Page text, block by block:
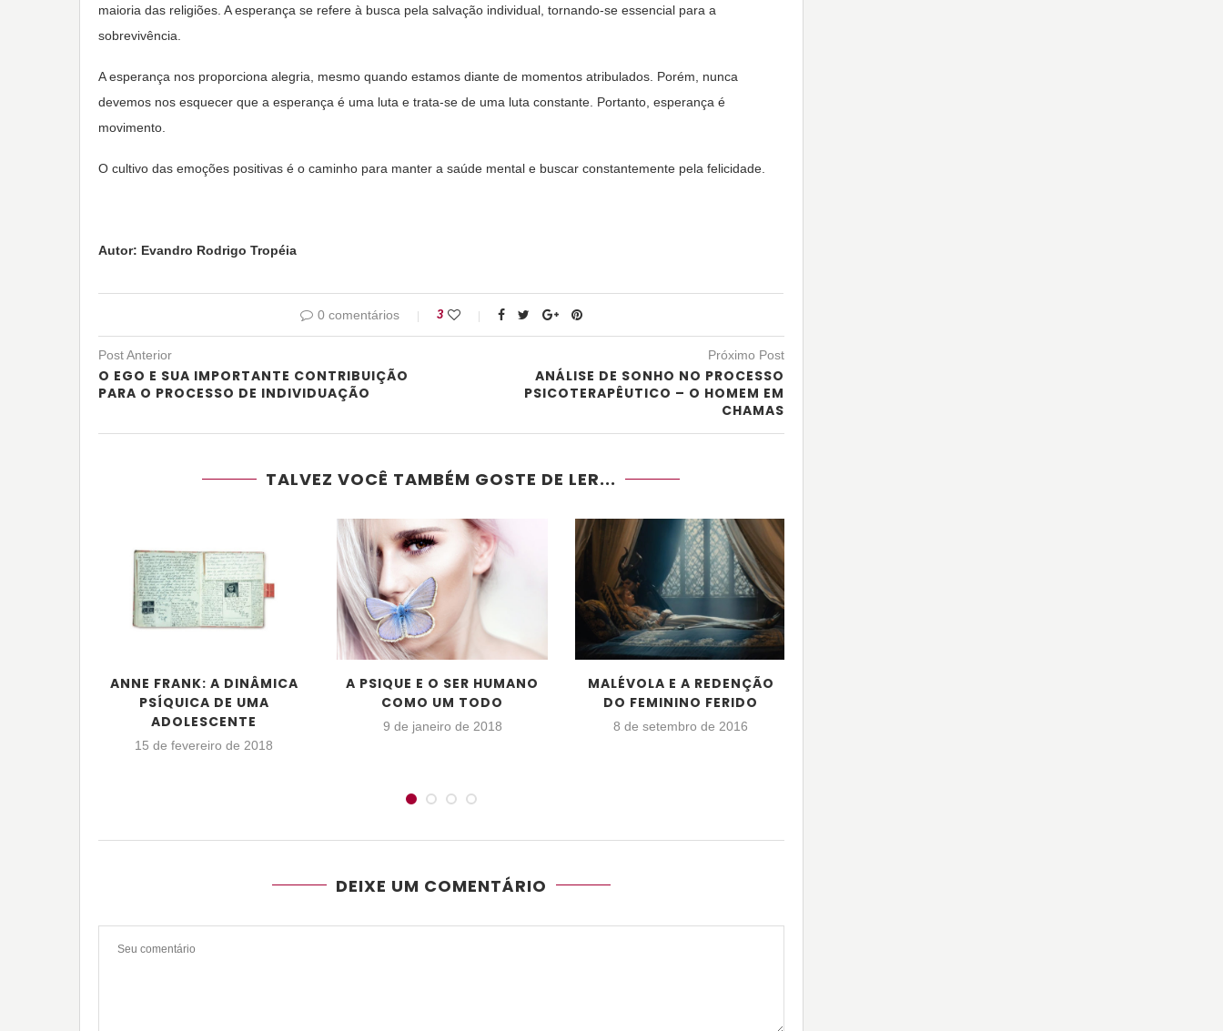
maioria das religiões. A esperança se refere à busca pela salvação individual, tornando-se essencial para a
sobrevivência.
A esperança nos proporciona alegria, mesmo quando estamos diante de momentos atribulados. Porém, nunca
devemos nos esquecer que a esperança é uma luta e trata-se de uma luta constante. Portanto, esperança é
movimento.
O cultivo das emoções positivas é o caminho para manter a saúde mental e buscar constantemente pela felicidade.
Autor: Evandro Rodrigo Tropéia
0 comentários 3
Post Anterior
O EGO E SUA IMPORTANTE CONTRIBUIÇÃO
PARA O PROCESSO DE INDIVIDUAÇÃO
Próximo Post
ANÁLISE DE SONHO NO PROCESSO
PSICOTERAPÊUTICO – O HOMEM EM
CHAMAS
TALVEZ VOCÊ TAMBÉM GOSTE DE LER...
ANNE FRANK: A DINÂMICA
PSÍQUICA DE UMA
ADOLESCENTE
15 de fevereiro de 2018
A PSIQUE E O SER HUMANO
COMO UM TODO
9 de janeiro de 2018
MALÉVOLA E A REDENÇÃO
DO FEMININO FERIDO
8 de setembro de 2016
DEIXE UM COMENTÁRIO